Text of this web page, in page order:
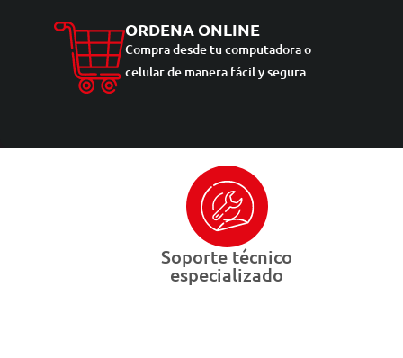
ORDENA ONLINE
Compra desde tu computadora o
celular de manera fácil y segura.
Soporte técnico
especializado